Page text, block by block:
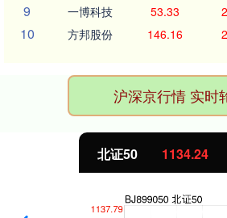
9 一博科技 53.33
10 方邦股份 146.16
沪深京行情 实时
北证50 1134.24